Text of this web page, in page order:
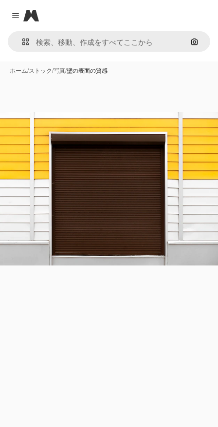
Close menu
Magnific
画像で
ホーム/ストック/写真/壁の表面の質感